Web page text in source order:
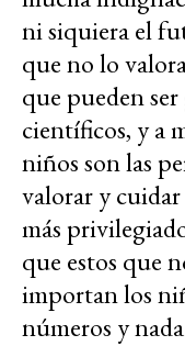
ni siquiera el
que no lo
que pueden
científicos, y a
niños son las
valorar y
más
que estos que
importan los
números y